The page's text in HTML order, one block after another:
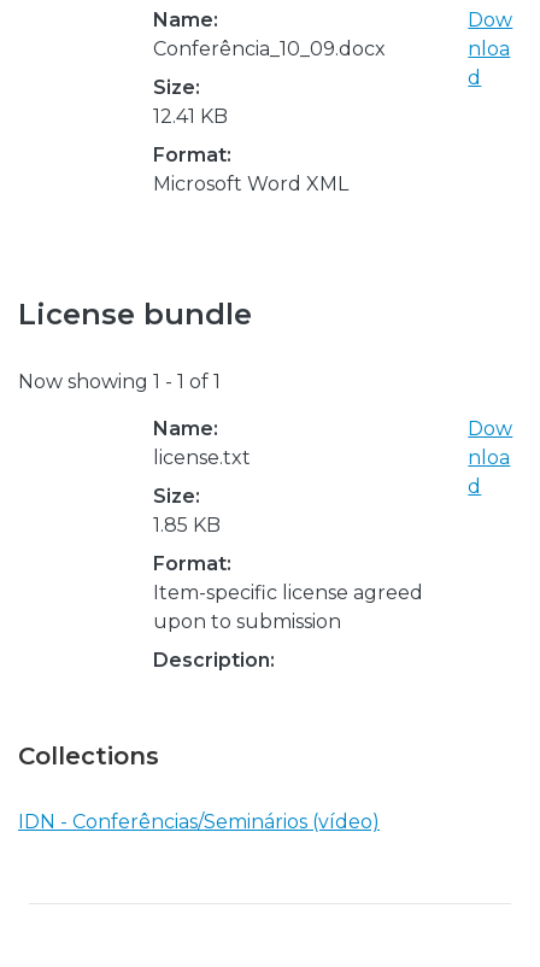
Name:
Conferência_10_09.docx
Size:
12.41 KB
Format:
Microsoft Word XML
Dow
nloa
d
License bundle
Now showing 1 - 1 of 1
Name:
license.txt
Size:
1.85 KB
Format:
Item-specific license agreed
upon to submission
Description:
Dow
nloa
d
Collections
IDN - Conferências/Seminários (vídeo)